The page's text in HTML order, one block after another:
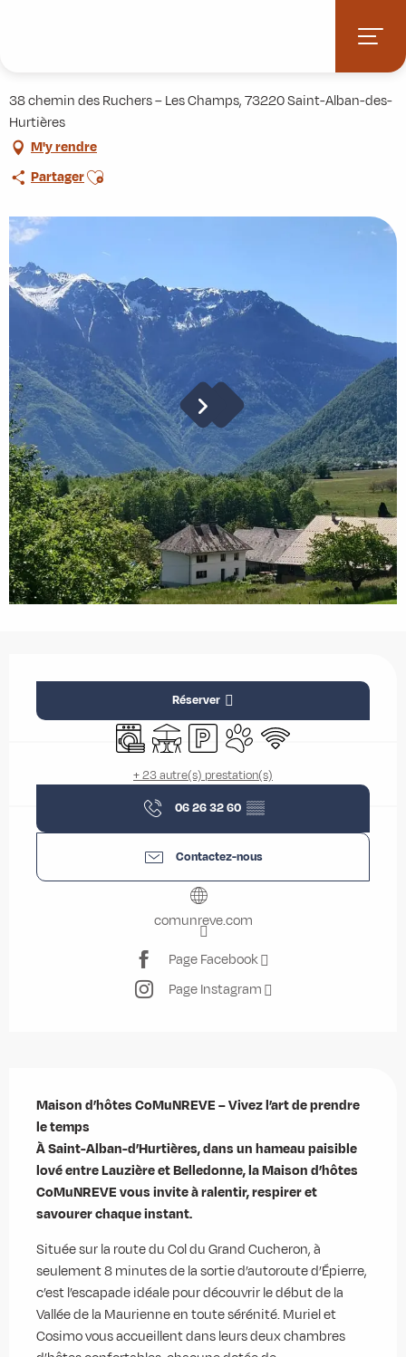
38 chemin des Ruchers – Les Champs, 73220 Saint-Alban-des-
Hurtières
M'y rendre
PartagerAjouter aux favoris
Réserver
Lave lingeTerrasseParkingAnimaux acceptés
WiFi
+ 23 autre(s) prestation(s)
06 26 32 60 ▒▒
Contactez-nous
comunreve.com
Page Facebook
Page Instagram
Maison d’hôtes CoMuNREVE – Vivez l’art de prendre
le temps
À Saint-Alban-d’Hurtières, dans un hameau paisible
lové entre Lauzière et Belledonne, la Maison d’hôtes
CoMuNREVE vous invite à ralentir, respirer et
savourer chaque instant.
Située sur la route du Col du Grand Cucheron, à
seulement 8 minutes de la sortie d’autoroute d’Épierre,
c’est l’escapade idéale pour découvrir le début de la
Vallée de la Maurienne en toute sérénité. Muriel et
Cosimo vous accueillent dans leurs deux chambres